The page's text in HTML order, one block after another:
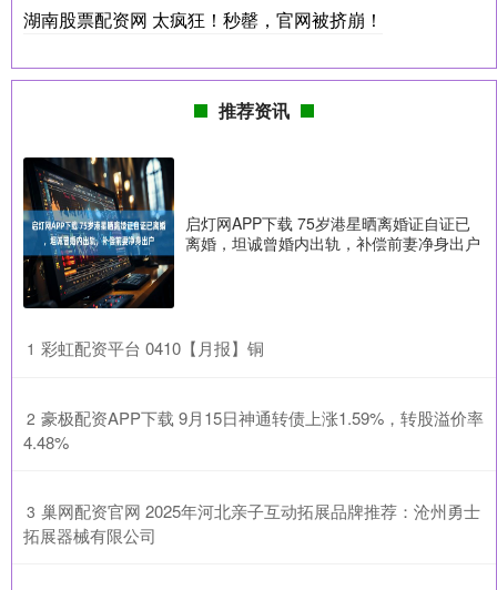
湖南股票配资网 太疯狂！秒罄，官网被挤崩！
推荐资讯
启灯网APP下载 75岁港星晒离婚证自证已
离婚，坦诚曾婚内出轨，补偿前妻净身出户
1 ​彩虹配资平台 0410【月报】铜
2 ​豪极配资APP下载 9月15日神通转债上涨1.59%，转股溢价率
4.48%
3 ​巢网配资官网 2025年河北亲子互动拓展品牌推荐：沧州勇士
拓展器械有限公司